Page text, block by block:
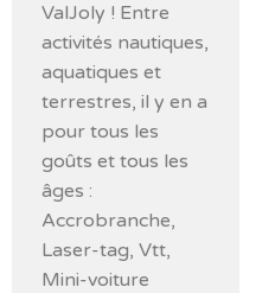
ValJoly ! Entre
activités nautiques,
aquatiques et
terrestres, il y en a
pour tous les
goûts et tous les
âges :
Accrobranche,
Laser-tag, Vtt,
Mini-voiture